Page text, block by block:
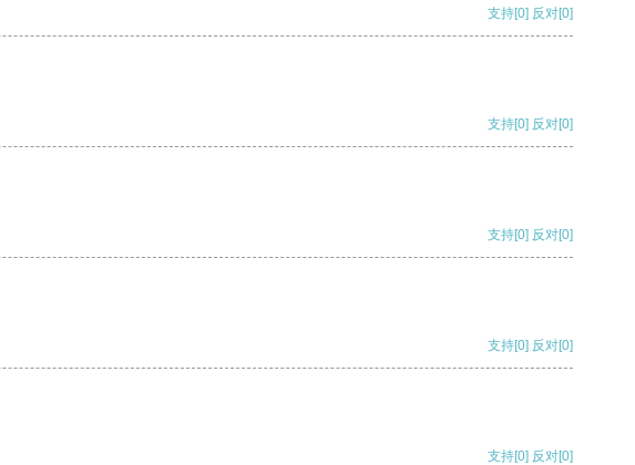
支持[0] 反对[0]
支持[0] 反对[0]
支持[0] 反对[0]
支持[0] 反对[0]
支持[0] 反对[0]